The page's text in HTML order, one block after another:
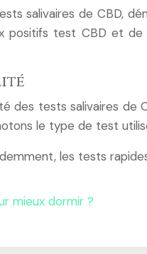
salivaires de CBD,
positifs test CBD et
des tests salivaires
le type de test
les tests
mieux dormir ?